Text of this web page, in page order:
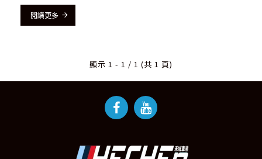
閱讀更多
顯示 1 - 1 / 1 (共 1 頁)